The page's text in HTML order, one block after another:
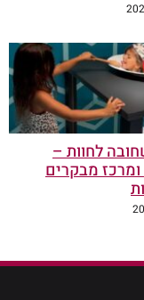
לחוות –
ומרכז מבקרים